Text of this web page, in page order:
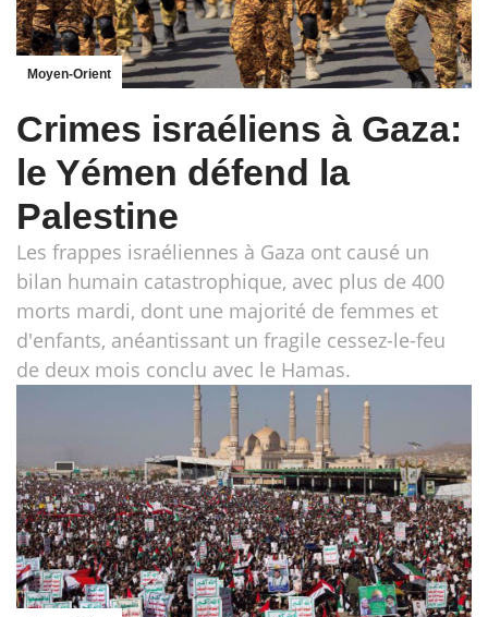
Moyen-Orient
Crimes israéliens à Gaza:
le Yémen défend la
Palestine
Les frappes israéliennes à Gaza ont causé un
bilan humain catastrophique, avec plus de 400
morts mardi, dont une majorité de femmes et
d'enfants, anéantissant un fragile cessez-le-feu
de deux mois conclu avec le Hamas.